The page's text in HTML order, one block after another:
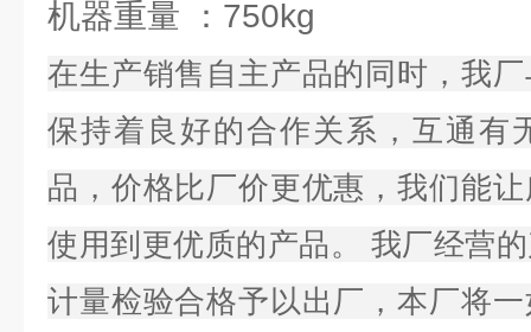
机器重量 ：750kg
在生产销售自主产品的同时，我
保持着良好的合作关系，互通有
品，价格比厂价更优惠，我们能
使用到更优质的产品。 我厂经营
计量检验合格予以出厂，本厂将